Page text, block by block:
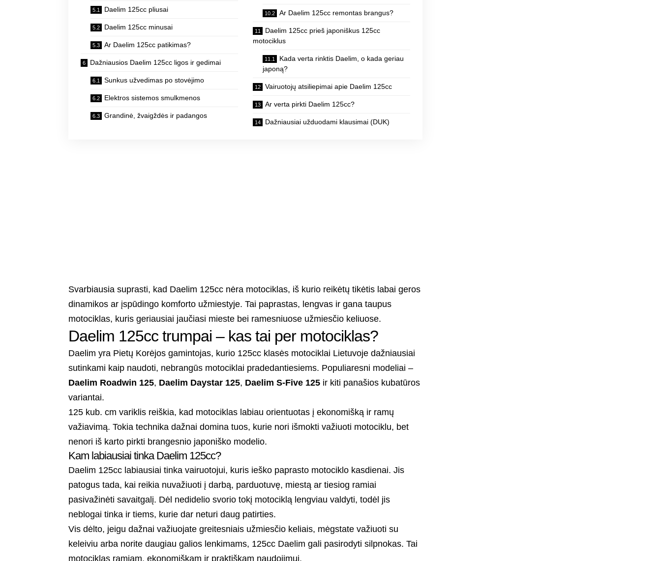
Daelim 125cc pliusai
Daelim 125cc minusai
Ar Daelim 125cc patikimas?
Dažniausios Daelim 125cc ligos ir gedimai
Sunkus užvedimas po stovėjimo
Elektros sistemos smulkmenos
Grandinė, žvaigždės ir padangos
Ar Daelim 125cc remontas brangus?
Daelim 125cc prieš japoniškus 125cc
motociklus
Kada verta rinktis Daelim, o kada geriau
japoną?
Vairuotojų atsiliepimai apie Daelim 125cc
Ar verta pirkti Daelim 125cc?
Dažniausiai užduodami klausimai (DUK)
Svarbiausia suprasti, kad Daelim 125cc nėra motociklas, iš kurio reikėtų tikėtis labai geros
dinamikos ar įspūdingo komforto užmiestyje. Tai paprastas, lengvas ir gana taupus
motociklas, kuris geriausiai jaučiasi mieste bei ramesniuose užmiesčio keliuose.
Daelim 125cc trumpai – kas tai per motociklas?
Daelim yra Pietų Korėjos gamintojas, kurio 125cc klasės motociklai Lietuvoje dažniausiai
sutinkami kaip naudoti, nebrangūs motociklai pradedantiesiems. Populiaresni modeliai –
Daelim Roadwin 125, Daelim Daystar 125, Daelim S-Five 125 ir kiti panašios kubatūros
variantai.
125 kub. cm variklis reiškia, kad motociklas labiau orientuotas į ekonomišką ir ramų
važiavimą. Tokia technika dažnai domina tuos, kurie nori išmokti važiuoti motociklu, bet
nenori iš karto pirkti brangesnio japoniško modelio.
Kam labiausiai tinka Daelim 125cc?
Daelim 125cc labiausiai tinka vairuotojui, kuris ieško paprasto motociklo kasdienai. Jis
patogus tada, kai reikia nuvažiuoti į darbą, parduotuvę, miestą ar tiesiog ramiai
pasivažinėti savaitgalį. Dėl nedidelio svorio tokį motociklą lengviau valdyti, todėl jis
neblogai tinka ir tiems, kurie dar neturi daug patirties.
Vis dėlto, jeigu dažnai važiuojate greitesniais užmiesčio keliais, mėgstate važiuoti su
keleiviu arba norite daugiau galios lenkimams, 125cc Daelim gali pasirodyti silpnokas. Tai
motociklas ramiam, ekonomiškam ir praktiškam naudojimui.